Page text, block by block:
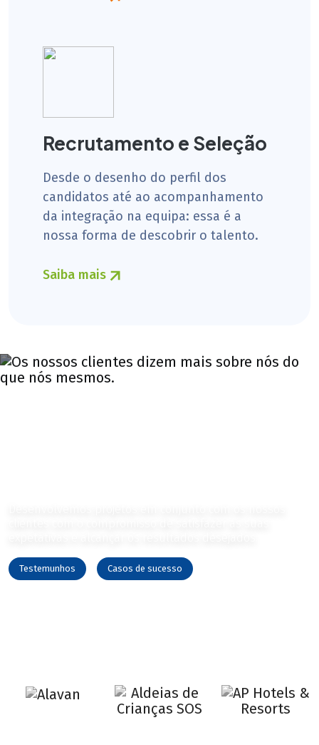
Recrutamento e Seleção
Desde o desenho do perfil dos
candidatos até ao acompanhamento
da integração na equipa: essa é a
nossa forma de descobrir o talento.
Saiba mais
Testemunhos Casos de sucesso